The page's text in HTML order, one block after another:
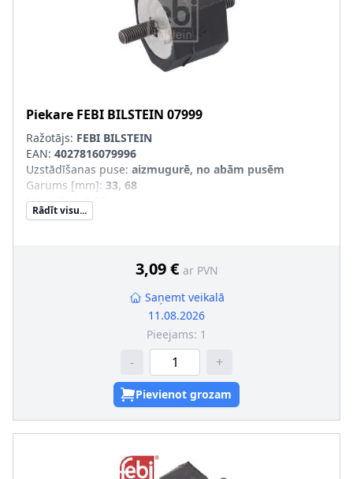
Piekare FEBI BILSTEIN 07999
Ražotājs: FEBI BILSTEIN
EAN: 4027816079996
Uzstādīšanas puse: aizmugurē, no abām pusēm
Garums [mm]: 33, 68
Masa [kg]:0,09
Materiāls:Gumija/ Metāls
:M8 x 1,25
Rādīt visu...
3,09 € ar PVN
Saņemt veikalā
11.08.2026
Pieejams: 1
- +
Pievienot grozam